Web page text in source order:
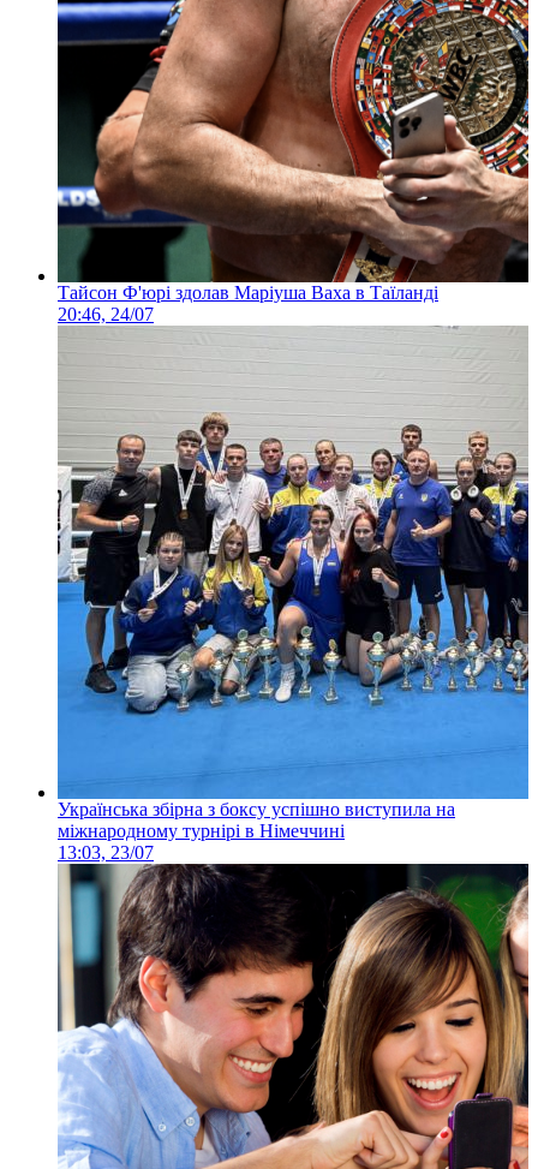
Тайсон Ф'юрі здолав Маріуша Ваха в Таїланді
20:46, 24/07
Українська збірна з боксу успішно виступила на
міжнародному турнірі в Німеччині
13:03, 23/07